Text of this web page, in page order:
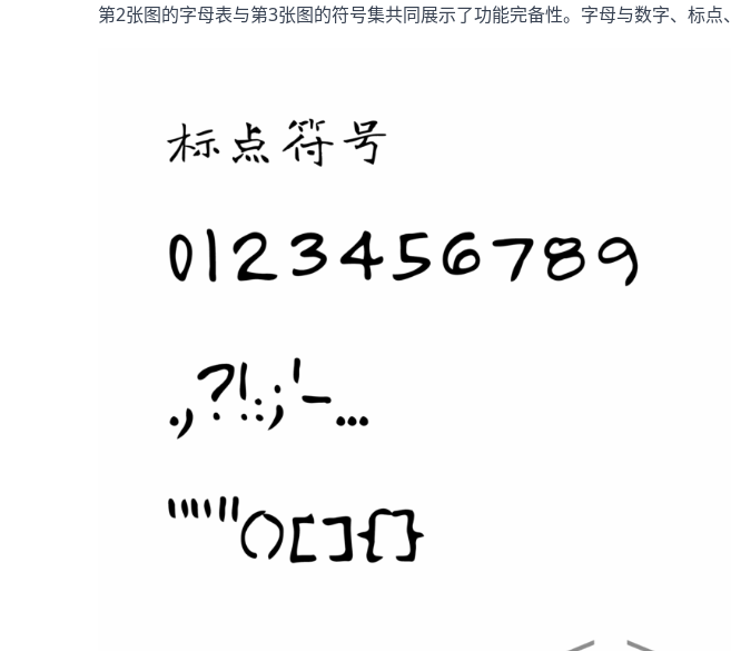
第2张图的字母表与第3张图的符号集共同展示了功能完备性。字母与数字、标